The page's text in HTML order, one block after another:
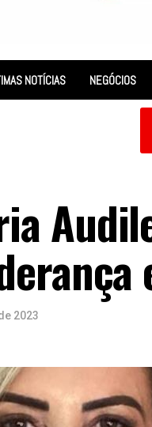
NOTÍCIAS NEGÓCIOS
2023